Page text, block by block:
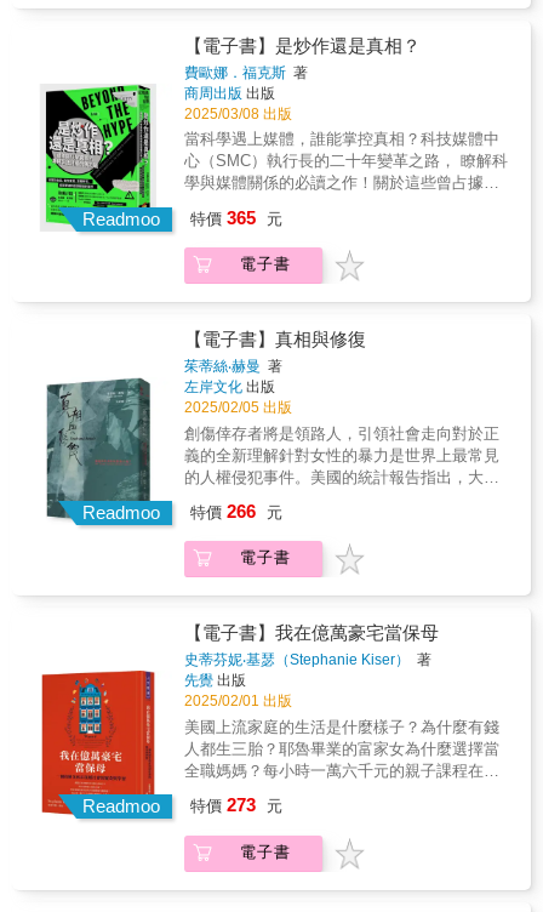
STAP細胞發表之初的歡欣鼓舞，到造假問題逐
漸擴大的風暴，她都一路參與。當官方組織試
圖草草結案，認為研究團隊同意撤回論文，就
沒有必要繼續調查之時，她仍下定決心繼續追
蹤，訪問當事者以及多位關係人，企圖揭開事
件背後所潛藏的層層問題。 不當行為的歷史和
科學的歷史共存是不爭的事實。希望本書能夠
當行為的環境，以及不當行為發生時該如何處
的社會，也許正是當今社會最需要的齊心努力
的目標。
當我們拋光並完善自己的數位影像時，忽略了
什麼？我們能否擺脫分身，克服這種倍增文化
的病態？是否能夠建立一種集體關懷的政治，
並真正面對歷史罪行？這是一本揭示我們當下
思考與感受方式的書，同時也是我們時代的智
識冒險故事。★第一屆女性非虛構寫作獎
（Women's Prize for Non-Fiction）得主★《紐
約時報》年度備受關注好書★《時代雜誌》年
度十大最佳書籍好評推薦方念萱｜國立政治大
學傳播學院副教授王孝勇｜靜宜大學大眾傳播
學系特聘教授╱文化研究學會第十三屆理事長
王家軒｜出版文化工作者李佩雯｜世新大學性
別研究所教授、《傳播研究與實踐》主編阿潑
姓名筆畫排序）
命威脅的旅程。人工協助生殖科技常被當成治
療不孕的解方，但過程中，用來提高成功率的
刺激排卵藥物與多胚胎植入，卻大幅增加多胞
胎懷孕的可能，讓母嬰面臨健康危機。當各國
紛紛限制植入胚胎數目，台灣卻建立全世界最
寬鬆的規範，成為獨特的「多胞胎共和國」。
是什麼原因造成台灣極高的多胞胎懷孕率？孕
產多胞胎隱含哪些有形無形的勞動與風險？每
一位參與療程的母親，又如何做出最「好」的
百場深度訪談，寫下台灣女性求孕歷程的掙扎
與挑戰。她揭露多胞胎母親的身心與生活負
擔，她們懷抱哪些希望，承擔哪些風險？更探
討台灣人工生殖技術與政策，如何跟社會期
待、國家榮譽、特殊的醫療市場緊密交織。透
過記錄這些真實存在的故事，本書深刻關懷母
親與嬰兒健康，對人工生殖政策提供中肯建
言，並帶領你我認識： 全球試管嬰兒發展技
術的誕生與延續 多胞胎孕產為母親與嬰兒帶
來的健康風險 台灣人工生殖技術如何與國家
光榮的論述結合？ 台灣、日本、比利時等國
人工生殖法規與醫學指引的比較 從求孕、減
胎到安胎，產婦的密集身體勞動
Readmoo
【電子書】是炒作還是真相？
費歐娜．福克斯 著
商周出版 出版
2025/03/08 出版
當科學遇上媒體，誰能掌控真相？科技媒體中
心（SMC）執行長的二十年變革之路， 瞭解科
學與媒體關係的必讀之作！關於這些曾占據新
改造食品、輻射食品、新冠疫苗……什麼是事
實？什麼又是媒體炒作、政治操弄？走過這些
熟悉的事件，媒體的報導與科學事實的說明影
任的作品。當科學真相不再簡單直接，當新聞
標題背後暗藏利益與操作，《是炒作還是真
相？媒體與科學家關於真相與話語權的角力
戰》將幫助我們看見科學界與新聞媒體之間的
重要關係。▎當科學家沉默，當真相被隱瞞，
科學傳播的裂痕可能帶來不可挽回的後果。費
歐娜‧福克斯（Fiona Fox） 帶領我們深入剖析
過去二十年科學界最具爭議的故事，如：當轉
基因食品的「恐懼標題」成為茶餘飯後的話
說服科學家站到媒體面前說明的責任。她在新
聞戰場的聳動標題中，盡力維護科學研究結果
能夠被正確傳遞，以及各項資訊的公開，捍衛
大眾對於科學的信任。如果你想知道：¤ 科學
溝通的透明性，如何影響我們對現代重大科
技、生化、醫學議題的理解？¤ 為何科學家選
擇「沉默」或被「禁聲」，而這又會帶來何種
影響？¤ 科學的複雜與微妙，如何在媒體的喧
囂中失去立足之地？本書推薦給：✓ 對科技、
媒體與社會影響交集感興趣的人✓ 關心重要科
學議題的讀者✓ 渴望瞭解科學報導重要性的讀
者誠摯推薦台灣科技媒體中心執行長 陳璽尹
中正大學特聘教授／台灣科學媒體協會理事
長 黃俊儒PanSci 泛科學各界讚譽★「當科學
成為頭條新聞時，費歐娜‧福克斯……總在事件
特價 365 元
電子書
Readmoo
【電子書】真相與修復
茱蒂絲‧赫曼 著
左岸文化 出版
2025/02/05 出版
創傷倖存者將是領路人，引領社會走向對於正
義的全新理解針對女性的暴力是世界上最常見
的人權侵犯事件。美國的統計報告指出，大約
的女孩與年輕女性屬於高風險族群，有色人
種、原住民族跟女同志的統計數字甚至更糟。
根據一項以美國大學生為對象的保密調查，大
曾有一次對女性「占了性方面的便宜」。還有
其他形式的性剝削。涉及反覆侵犯的性販運跟
職場騷擾，受害者與犯行者之間交織著愛、服
從、經濟依賴等複雜關係的家暴，或是兒童與
青少年的性虐待。童年時期的暴力可能會破壞
受害者形成信任、親密與相互關係的能力，也
可能傷害了她保護自己的能力，讓她容易反覆
受暴；童年受暴倖存者也極度可能變成強暴、
性販運或親密伴侶暴力的受害者。性暴力事件
捕、起訴與定罪的案件更少。根據美國針對刑
事司法體系的統計數據，所有強暴案中或許只
有1%到5%實際上會被起訴，而達成認罪或定
特價 266 元
電子書
Readmoo
【電子書】我在億萬豪宅當保母
史蒂芬妮‧基瑟（Stephanie Kiser）
著
先覺 出版
2025/02/01 出版
美國上流家庭的生活是什麼樣子？為什麼有錢
人都生三胎？耶魯畢業的富家女為什麼選擇當
全職媽媽？每小時一萬六千元的親子課程在上
九雲 誠摯推薦出身底層的25歲保母，在美國上
流階級看見的教養與生活實況史蒂芬妮的父母
用微薄薪水窮養四個孩子，她從小被評估為
特價 273 元
電子書